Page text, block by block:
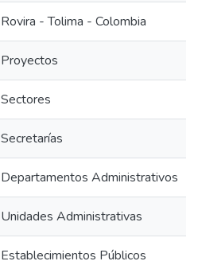
Rovira - Tolima - Colombia
Proyectos
Sectores
Secretarías
Departamentos Administrativos
Unidades Administrativas
Establecimientos Públicos